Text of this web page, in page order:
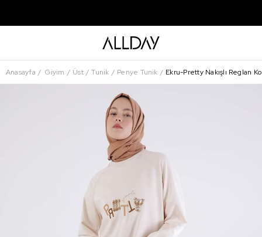
Anasayfa Giyim Üst Tunik Penye Tunik Ekru-Pretty Nakışlı Reglan